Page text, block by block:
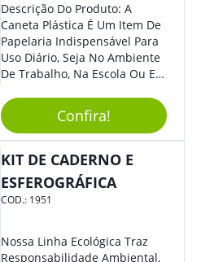
Descrição Do Produto: A
Caneta Plástica É Um Item De
Papelaria Indispensável Para
Uso Diário, Seja No Ambiente
De Trabalho, Na Escola Ou Em
Resistente, Possui Tinta De
Qualidade Que Garante Uma
Escrita Suave E Sem Borrões.
Benefícios: - Praticidade: Leve
E Compacta, Pode Ser
Facilmente Transportada Em
Bolsas, Mochilas E Estojos. -
Resistente Garante Uma
Longa Vida Útil, Evitando
Confira!
KIT DE CADERNO E
ESFEROGRÁFICA
COD.: 1951
Nossa Linha Ecológica Traz
Responsabilidade Ambiental,